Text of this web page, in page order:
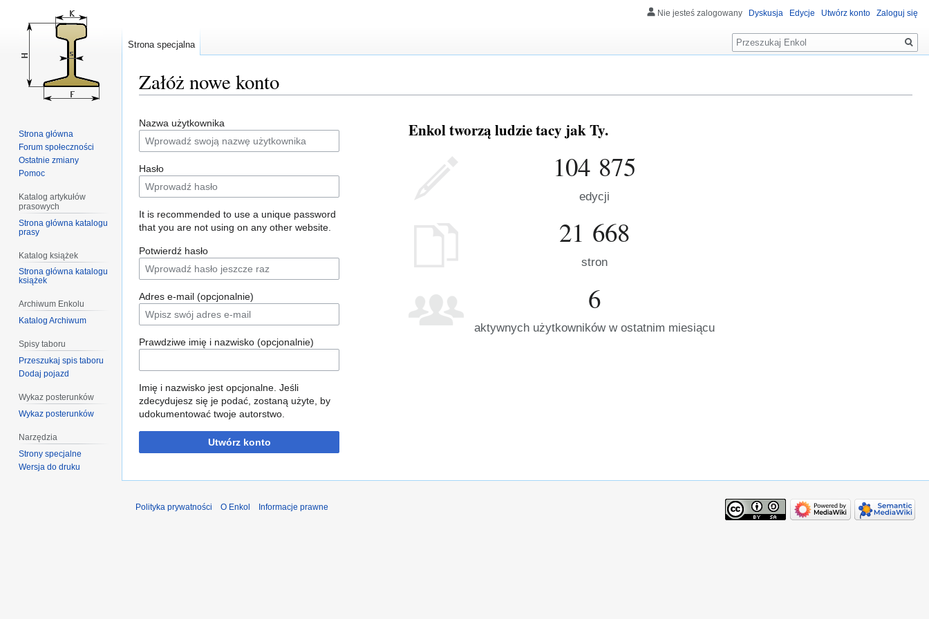
Załóż nowe konto
do
nawigacji
do
wyszukiwania
Nazwa użytkownika
Hasło
It is recommended to use a unique password
that you are not using on any other website.
Potwierdź hasło
Adres e-mail (opcjonalnie)
Prawdziwe imię i nazwisko (opcjonalnie)
Imię i nazwisko jest opcjonalne. Jeśli
zdecydujesz się je podać, zostaną użyte, by
udokumentować twoje autorstwo.
Utwórz konto
Enkol tworzą ludzie tacy jak Ty.
104 875
edycji
21 668
stron
6
aktywnych użytkowników w ostatnim miesiącu
Nie jesteś zalogowany Dyskusja Edycje Utwórz konto Zaloguj się
Strona specjalna
Szukaj
Strona główna
Forum społeczności
Ostatnie zmiany
Pomoc
Katalog artykułów
prasowych
Strona główna katalogu
prasy
Katalog książek
Strona główna katalogu
książek
Archiwum Enkolu
Katalog Archiwum
Spisy taboru
Przeszukaj spis taboru
Dodaj pojazd
Wykaz posterunków
Wykaz posterunków
Narzędzia
Strony specjalne
Wersja do druku
Polityka prywatności O Enkol Informacje prawne